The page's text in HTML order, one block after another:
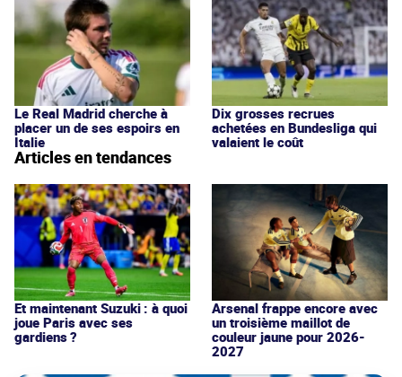
Le Real Madrid cherche à
placer un de ses espoirs en
Italie
Dix grosses recrues
achetées en Bundesliga qui
valaient le coût
Articles en tendances
Et maintenant Suzuki : à quoi
joue Paris avec ses
gardiens ?
Arsenal frappe encore avec
un troisième maillot de
couleur jaune pour 2026-
2027